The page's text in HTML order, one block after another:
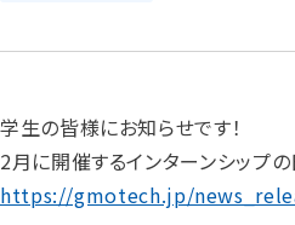
学生の皆様にお知らせです！
2月に開催するインターンシップの
https://gmotech.jp/